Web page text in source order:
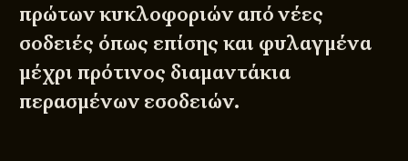
πρώτων κυκλοφοριών από νέες
σοδειές όπως επίσης και φυλαγμένα
μέχρι πρότινος διαμαντάκια
περασμένων εσοδειών.